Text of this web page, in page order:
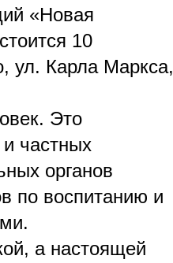
«Новая
10
ул. Карла Маркса,
Это
частных
органов
по воспитанию и
а настоящей